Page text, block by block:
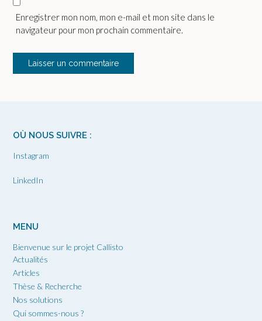
Enregistrer mon nom, mon e-mail et mon site dans le
navigateur pour mon prochain commentaire.
OÙ NOUS SUIVRE :
Instagram
LinkedIn
MENU
Bienvenue sur le projet Callisto
Actualités
Articles
Thèse & Recherche
Nos solutions
Qui sommes-nous ?